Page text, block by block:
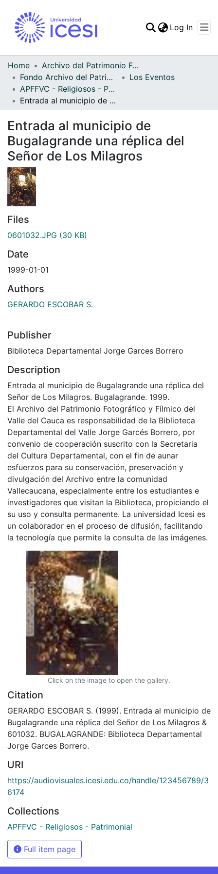
Statistics
Log In
Home
Archivo del Patrimonio Fotográfico y Fílmico del Valle del Cauca
Fondo Archivo del Patrimonio Fotográfico y Fílmico del Valle del Cauca
Los Eventos
APFFVC - Religiosos - Patrimonial
Entrada al municipio de Bugalagrande una réplica del Señor de Los Milagros
Entrada al municipio de
Bugalagrande una réplica del
Señor de Los Milagros
Files
0601032.JPG (30 KB)
Date
1999-01-01
Authors
GERARDO ESCOBAR S.
Publisher
Biblioteca Departamental Jorge Garces Borrero
Description
Entrada al municipio de Bugalagrande una réplica del
Señor de Los Milagros. Bugalagrande. 1999.
El Archivo del Patrimonio Fotográfico y Fílmico del
Valle del Cauca es responsabilidad de la Biblioteca
Departamental del Valle Jorge Garcés Borrero, por
convenio de cooperación suscrito con la Secretaria
del Cultura Departamental, con el fin de aunar
esfuerzos para su conservación, preservación y
divulgación del Archivo entre la comunidad
Vallecaucana, especialmente entre los estudiantes e
investigadores que visitan la Biblioteca, propiciando el
su uso y consulta permanente. La universidad Icesi es
un colaborador en el proceso de difusión, facilitando
la tecnología que permite la consulta de las imágenes.
Click on the image to open the gallery.
Citation
GERARDO ESCOBAR S. (1999). Entrada al municipio de
Bugalagrande una réplica del Señor de Los Milagros &
601032. BUGALAGRANDE: Biblioteca Departamental
Jorge Garces Borrero.
URI
https://audiovisuales.icesi.edu.co/handle/123456789/3
6174
Collections
APFFVC - Religiosos - Patrimonial
Full item page